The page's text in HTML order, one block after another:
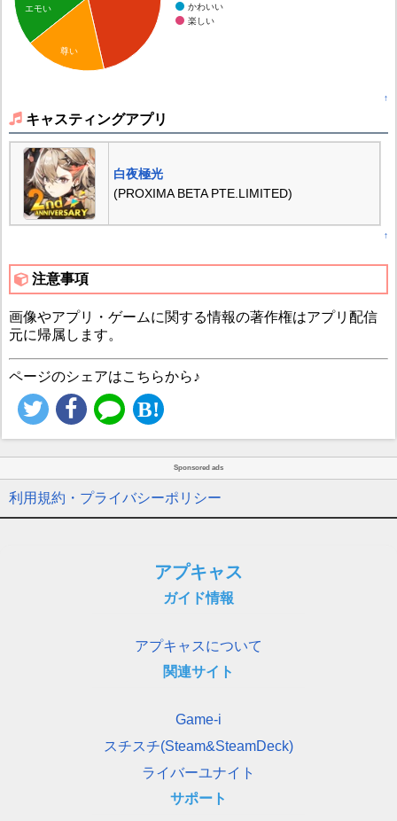
かわいい
楽しい
エモい
尊い
↑
キャスティングアプリ
白夜極光
(PROXIMA BETA PTE.LIMITED)
↑
注意事項
画像やアプリ・ゲームに関する情報の著作権はアプリ配信
元に帰属します。
ページのシェアはこちらから♪
Sponsored ads
利用規約・プライバシーポリシー
アプキャス
ガイド情報
アプキャスについて
関連サイト
Game-i
スチスチ(Steam&SteamDeck)
ライバーユナイト
サポート